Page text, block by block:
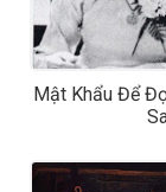
Mật Khẩu Để